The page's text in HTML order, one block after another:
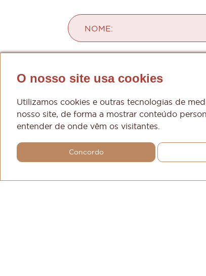
O nosso site usa cookies
Utilizamos cookies e outras tecnologias de
nosso site, de forma a mostrar conteúdo
entender de onde vêm os visitantes.
Concordo